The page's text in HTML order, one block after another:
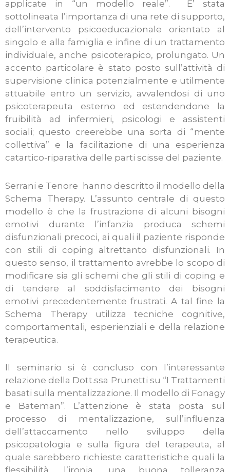
applicate in “un modello reale”. E’ stata
sottolineata l’importanza di una rete di supporto,
dell’intervento psicoeducazionale orientato al
singolo e alla famiglia e infine di un trattamento
individuale, anche psicoterapico, prolungato. Un
accento particolare è stato posto sull’attività di
supervisione clinica potenzialmente e utilmente
attuabile entro un servizio, avvalendosi di uno
psicoterapeuta esterno ed estendendone la
fruibilità ad infermieri, psicologi e assistenti
sociali; questo creerebbe una sorta di “mente
collettiva” e la facilitazione di una esperienza
catartico-riparativa delle parti scisse del paziente.
Serrani e Tenore hanno descritto il modello della
Schema Therapy. L’assunto centrale di questo
modello è che la frustrazione di alcuni bisogni
emotivi durante l’infanzia produca schemi
disfunzionali precoci, ai quali il paziente risponde
con stili di coping altrettanto disfunzionali. In
questo senso, il trattamento avrebbe lo scopo di
modificare sia gli schemi che gli stili di coping e
di tendere al soddisfacimento dei bisogni
emotivi precedentemente frustrati. A tal fine la
Schema Therapy utilizza tecniche cognitive,
comportamentali, esperienziali e della relazione
terapeutica.
Il seminario si è concluso con l’interessante
relazione della Dott.ssa Prunetti su “I Trattamenti
basati sulla mentalizzazione. Il modello di Fonagy
e Bateman”. L’attenzione è stata posta sul
processo di mentalizzazione, sull’influenza
dell’attaccamento nello sviluppo della
psicopatologia e sulla figura del terapeuta, al
quale sarebbero richieste caratteristiche quali la